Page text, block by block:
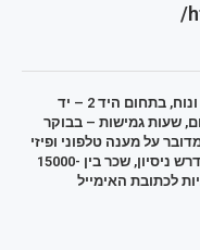
דרושים דרושות לעבודה בשירות לקוחות קל ונוח, בתחום היד 2 – יד
שעות גמישות – בבוקר
על מענה טלפוני ופיזי
ללקוחות המעוניינים לקחת מוצרי יד 2, לא נדרש ניסיון, שכר בין 15000-
לכתובת האימייל